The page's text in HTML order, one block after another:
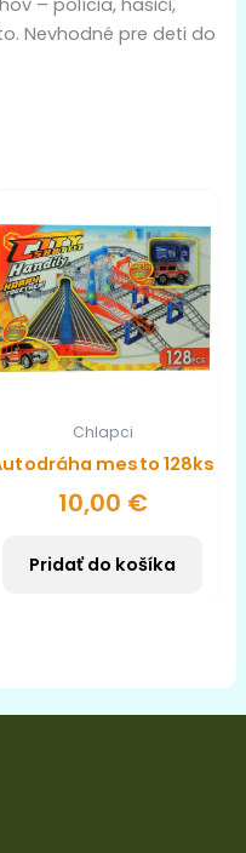
Nevhodné pre deti do
Chlapci
mesto 128ks
10,00 €
Pridať do košíka